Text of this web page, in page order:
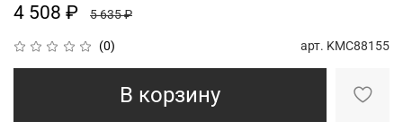
(0) арт. KMC88155
4 508 ₽ 5 635 ₽
В корзину